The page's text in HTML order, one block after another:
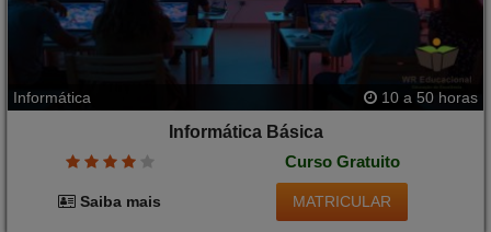
Informática 10 a 50 horas
Informática Básica
Curso Gratuito
Saiba mais MATRICULAR